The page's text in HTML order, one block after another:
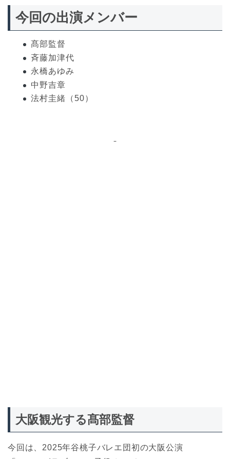
今回の出演メンバー
髙部監督
斉藤加津代
永橋あゆみ
中野吉章
法村圭緒（50）
大阪観光する髙部監督
今回は、2025年谷桃子バレエ団初の大阪公演